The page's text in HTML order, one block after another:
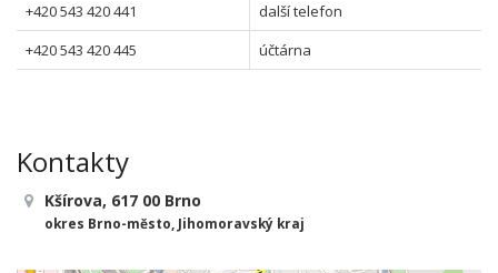
+420 543 420 441
další telefon
+420 543 420 445
účtárna
Kontakty
Kšírova, 617 00 Brno
okres Brno-město, Jihomoravský kraj